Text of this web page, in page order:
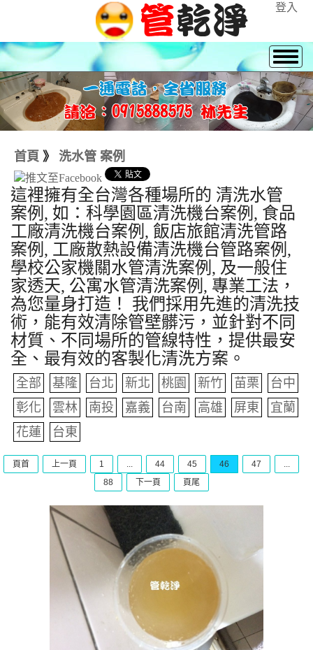
登入
首頁 》 洗水管 案例
這裡擁有全台灣各種場所的 清洗水管
案例, 如：科學園區清洗機台案例, 食品
工廠清洗機台案例, 飯店旅館清洗管路
案例, 工廠散熱設備清洗機台管路案例,
學校公家機關水管清洗案例, 及一般住
家透天, 公寓水管清洗案例, 專業工法，
為您量身打造！ 我們採用先進的清洗技
術，能有效清除管壁髒污，並針對不同
材質、不同場所的管線特性，提供最安
全、最有效的客製化清洗方案。
全部 基隆 台北 新北 桃園 新竹 苗栗
台中
彰化
雲林 南投 嘉義 台南 高雄 屏東
宜蘭
花蓮
台東
頁首 上一頁 1 ... 44 45 46 47
...
88
下一頁 頁尾